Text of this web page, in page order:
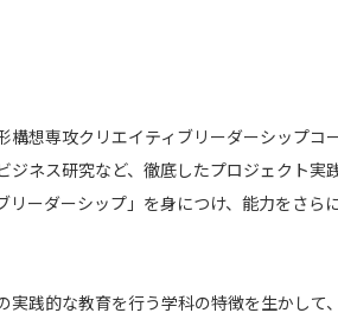
想専攻クリエイティブリーダーシップコ
ネス研究など、徹底したプロジェクト実
ーダーシップ」を身につけ、能力をさら
践的な教育を行う学科の特徴を生かして